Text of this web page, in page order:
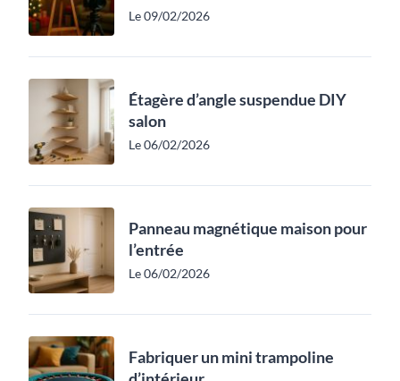
Le 09/02/2026
Étagère d’angle suspendue DIY
salon
Le 06/02/2026
Panneau magnétique maison pour
l’entrée
Le 06/02/2026
Fabriquer un mini trampoline